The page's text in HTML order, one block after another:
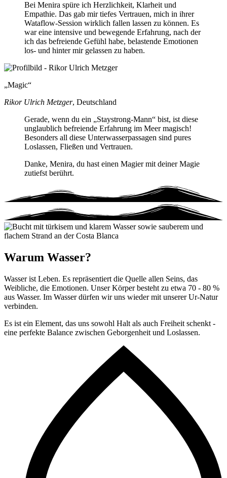
Bei Menira spüre ich Herzlichkeit, Klarheit und
Empathie. Das gab mir tiefes Vertrauen, mich in ihrer
Wataflow-Session wirklich fallen lassen zu können. Es
war eine intensive und bewegende Erfahrung, nach der
ich das befreiende Gefühl habe, belastende Emotionen
los- und hinter mir gelassen zu haben.
Magic
Rikor Ulrich Metzger, Deutschland
Gerade, wenn du ein „Staystrong-Mann“ bist, ist diese
unglaublich befreiende Erfahrung im Meer magisch!
Besonders all diese Unterwasserpassagen sind pures
Loslassen, Fließen und Vertrauen.
Danke, Menira, du hast einen Magier mit deiner Magie
zutiefst berührt.
Warum Wasser?
Wasser ist Leben. Es repräsentiert die Quelle allen Seins, das
Weibliche, die Emotionen. Unser Körper besteht zu etwa 70 - 80 %
aus Wasser. Im Wasser dürfen wir uns wieder mit unserer Ur-Natur
verbinden.
Es ist ein Element, das uns sowohl Halt als auch Freiheit schenkt -
eine perfekte Balance zwischen Geborgenheit und Loslassen.